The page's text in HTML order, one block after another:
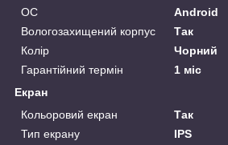
ОС
Android
Вологозахищений корпус
Так
Колір
Чорний
Гарантійний термін
1 міс
Екран
Кольоровий екран
Так
Тип екрану
IPS